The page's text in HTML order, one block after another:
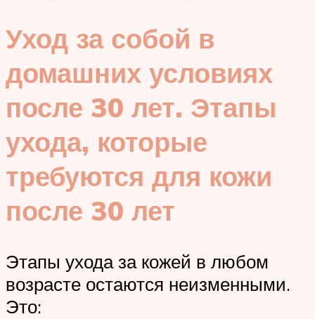
Уход за собой в
домашних условиях
после 30 лет. Этапы
ухода, которые
требуются для кожи
после 30 лет
Этапы ухода за кожей в любом
возрасте остаются неизменными.
Это: